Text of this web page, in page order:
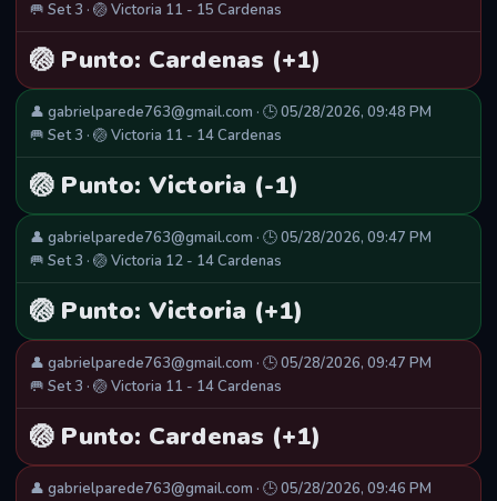
🥅 Set 3 · 🏐 Victoria 11 - 15 Cardenas
🏐 Punto: Cardenas (+1)
👤 gabrielparede763@gmail.com · 🕒 05/28/2026, 09:48 PM
🥅 Set 3 · 🏐 Victoria 11 - 14 Cardenas
🏐 Punto: Victoria (-1)
👤 gabrielparede763@gmail.com · 🕒 05/28/2026, 09:47 PM
🥅 Set 3 · 🏐 Victoria 12 - 14 Cardenas
🏐 Punto: Victoria (+1)
👤 gabrielparede763@gmail.com · 🕒 05/28/2026, 09:47 PM
🥅 Set 3 · 🏐 Victoria 11 - 14 Cardenas
🏐 Punto: Cardenas (+1)
👤 gabrielparede763@gmail.com · 🕒 05/28/2026, 09:46 PM